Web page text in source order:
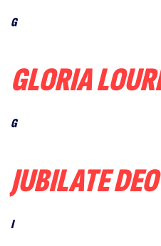
G
GLORIA
G
JUBILATE
I